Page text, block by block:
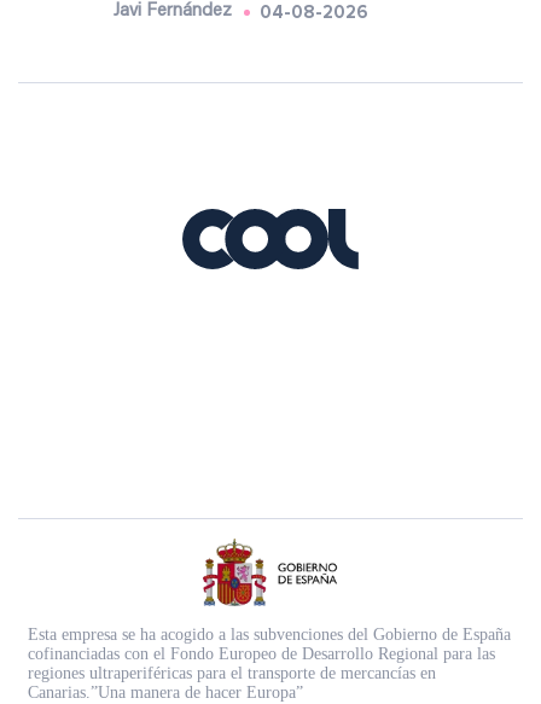
Javi Fernández 04-08-2026
Esta empresa se ha acogido a las subvenciones del Gobierno de España
cofinanciadas con el Fondo Europeo de Desarrollo Regional para las
regiones ultraperiféricas para el transporte de mercancías en
Canarias.”Una manera de hacer Europa”